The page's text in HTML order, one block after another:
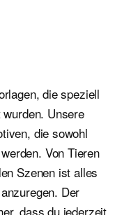
die speziell
Unsere
die sowohl
Von Tieren
Szenen ist alles
Der
dass du jederzeit